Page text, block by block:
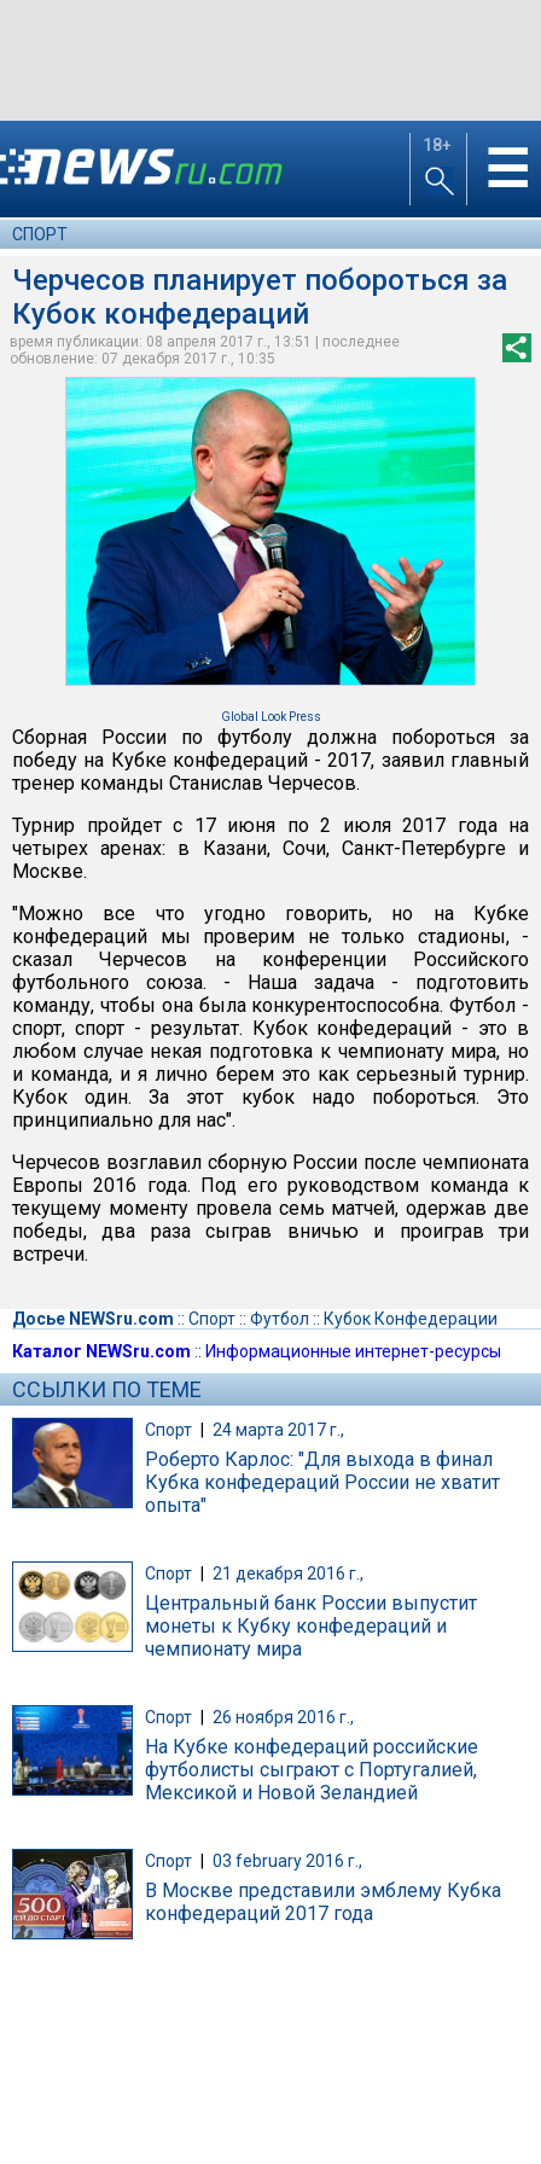
18+ ☰
СПОРТ
Черчесов планирует побороться за
Кубок конфедераций
время публикации: 08 апреля 2017 г., 13:51 | последнее
обновление: 07 декабря 2017 г., 10:35
Global Look Press
Сборная России по футболу должна побороться за
победу на Кубке конфедераций - 2017, заявил главный
тренер команды Станислав Черчесов.
Турнир пройдет с 17 июня по 2 июля 2017 года на
четырех аренах: в Казани, Сочи, Санкт-Петербурге и
Москве.
"Можно все что угодно говорить, но на Кубке
конфедераций мы проверим не только стадионы, -
сказал Черчесов на конференции Российского
футбольного союза. - Наша задача - подготовить
команду, чтобы она была конкурентоспособна. Футбол -
спорт, спорт - результат. Кубок конфедераций - это в
любом случае некая подготовка к чемпионату мира, но
и команда, и я лично берем это как серьезный турнир.
Кубок один. За этот кубок надо побороться. Это
принципиально для нас".
Черчесов возглавил сборную России после чемпионата
Европы 2016 года. Под его руководством команда к
текущему моменту провела семь матчей, одержав две
победы, два раза сыграв вничью и проиграв три
встречи.
Досье NEWSru.com :: Спорт:: Футбол :: Кубок Конфедерации
Каталог NEWSru.com :: Информационные интернет-ресурсы
ССЫЛКИ ПО ТЕМЕ
Спорт | 24 марта 2017 г.,
Роберто Карлос: "Для выхода в финал
Кубка конфедераций России не хватит
опыта"
Спорт 21 декабря 2016 г.,
Центральный банк России выпустит
монеты к Кубку конфедераций и
чемпионату мира
Спорт 26 ноября 2016 г.,
На Кубке конфедераций российские
футболисты сыграют с Португалией,
Мексикой и Новой Зеландией
Спорт 03 february 2016 г.,
В Москве представили эмблему Кубка
конфедераций 2017 года